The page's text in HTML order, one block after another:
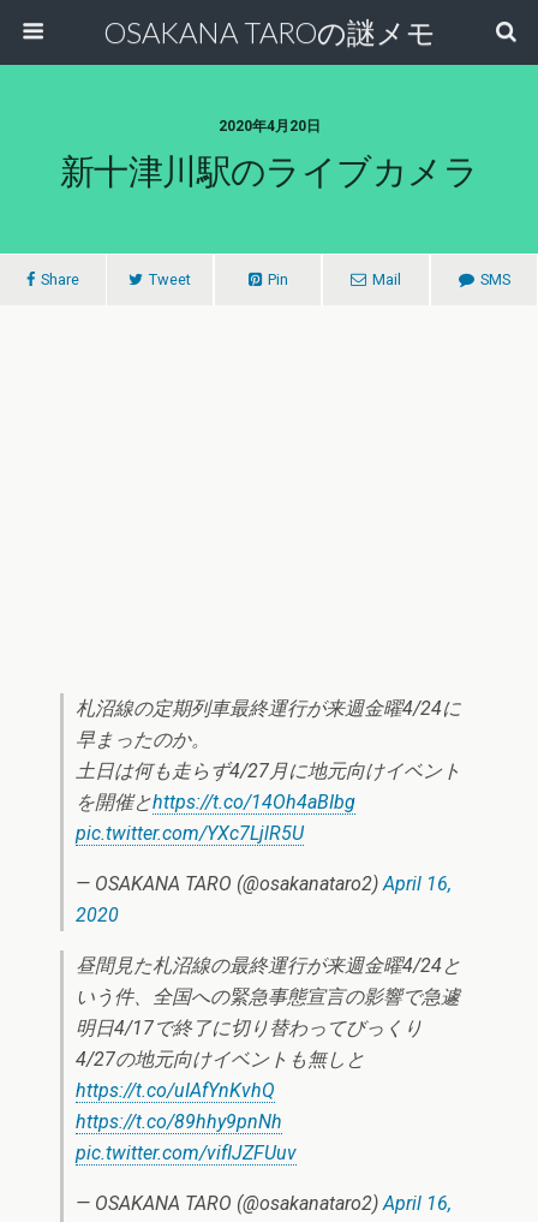
OSAKANA TAROの謎メモ
2020年4月20日
新十津川駅のライブカメラ
Share Tweet Pin Mail SMS
札沼線の定期列車最終運行が来週金曜4/24に
早まったのか。
土日は何も走らず4/27月に地元向けイベント
を開催とhttps://t.co/14Oh4aBIbg
pic.twitter.com/YXc7LjlR5U
— OSAKANA TARO (@osakanataro2)April 16,
2020
昼間見た札沼線の最終運行が来週金曜4/24と
いう件、全国への緊急事態宣言の影響で急遽
明日4/17で終了に切り替わってびっくり
4/27の地元向けイベントも無しと
https://t.co/uIAfYnKvhQ
https://t.co/89hhy9pnNh
pic.twitter.com/vifIJZFUuv
— OSAKANA TARO (@osakanataro2)April 16,